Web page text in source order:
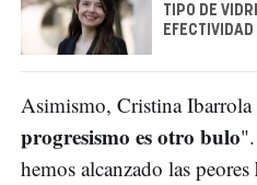
TIPO DE
Asimismo, Cristina Ibarrola
progresismo es otro bulo
hemos alcanzado las peores